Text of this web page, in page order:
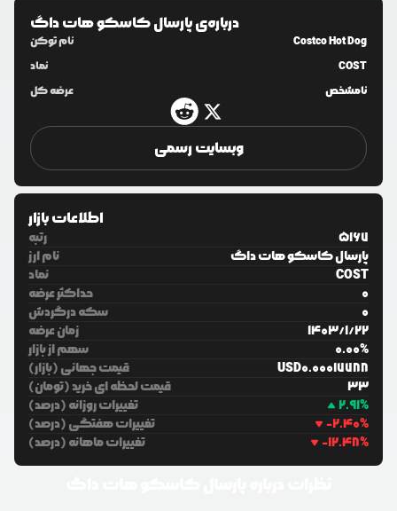
درباره‌یپارسال کاسکو هات داگ
نام توکن
Costco Hot Dog
نماد
COST
عرضه کل
نامشخص
وبسایت رسمی
اطلاعات بازار
رتبه
5167
نام ارز
پارسال کاسکو هات داگ
نماد
COST
حداکثر عرضه
0
سکه درگردش
0
زمان عرضه
1403/1/22
سهم از بازار
0.00%
قیمت جهانی (بازار)
USD0.00017788
قیمت لحظه ای خرید (تومان)
33
تغییرات روزانه (درصد)
2.91%
تغییرات هفتگی (درصد)
-2.40%
تغییرات ماهانه (درصد)
-12.48%